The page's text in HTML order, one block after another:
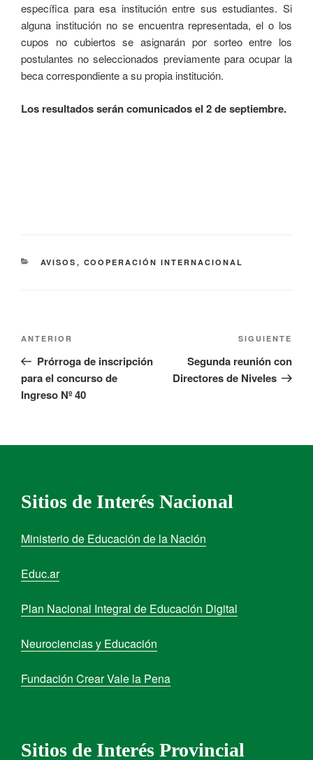
específica para esa institución entre sus estudiantes. Si
alguna institución no se encuentra representada, el o los
cupos no cubiertos se asignarán por sorteo entre los
postulantes no seleccionados previamente para ocupar la
beca correspondiente a su propia institución.
Los resultados serán comunicados el 2 de septiembre.
AVISOS , COOPERACIÓN INTERNACIONAL
ANTERIOR
Prórroga de inscripción
para el concurso de
Ingreso Nº 40
SIGUIENTE
Segunda reunión con
Directores de Niveles
Sitios de Interés Nacional
Ministerio de Educación de la Nación
Educ.ar
Plan Nacional Integral de Educación Digital
Neurociencias y Educación
Fundación Crear Vale la Pena
Sitios de Interés Provincial